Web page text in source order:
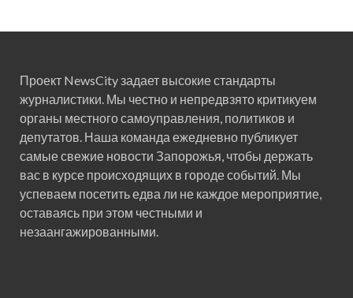
Проект NewsCity задает высокие стандарты
журналистики. Мы честно и непредвзято критикуем
органы местного самоуправления, политиков и
депутатов. Наша команда ежедневно публикует
самые свежие новости Запорожья, чтобы держать
вас в курсе происходящих в городе событий. Мы
успеваем посетить едва ли не каждое мероприятие,
оставаясь при этом честными и
незаангажированными.